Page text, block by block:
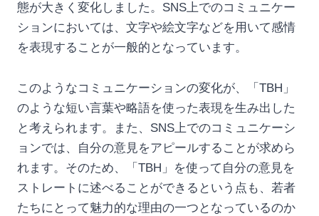
態が大きく変化しました。SNS上でのコミュニケー
ションにおいては、文字や絵文字などを用いて感情
を表現することが一般的となっています。
このようなコミュニケーションの変化が、「TBH」
のような短い言葉や略語を使った表現を生み出した
と考えられます。また、SNS上でのコミュニケーシ
ョンでは、自分の意見をアピールすることが求めら
れます。そのため、「TBH」を使って自分の意見を
ストレートに述べることができるという点も、若者
たちにとって魅力的な理由の一つとなっているのか